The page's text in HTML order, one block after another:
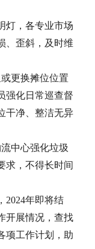
灯，各专业市场
、歪斜，及时维
更换摊位位置
强化日常巡查督
干净、整洁无异
中心强化垃圾
求，不得长时间
2024年即将结
开展情况，查找
项工作计划，助